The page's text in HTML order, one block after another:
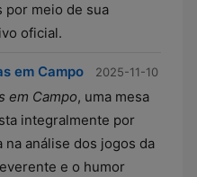
por meio de sua
oficial.
em Campo 2025-11-10
em Campo, uma mesa
integralmente por
na análise dos jogos da
e o humor